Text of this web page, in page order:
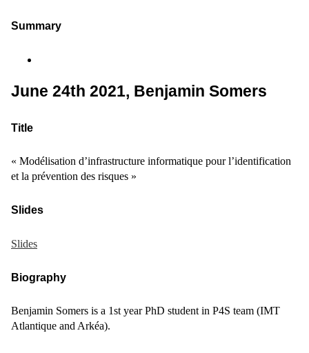
Summary
June 24th 2021, Benjamin Somers
Title
« Modélisation d’infrastructure informatique pour l’identification
et la prévention des risques »
Slides
Slides
Biography
Benjamin Somers is a 1st year PhD student in P4S team (IMT
Atlantique and Arkéa).